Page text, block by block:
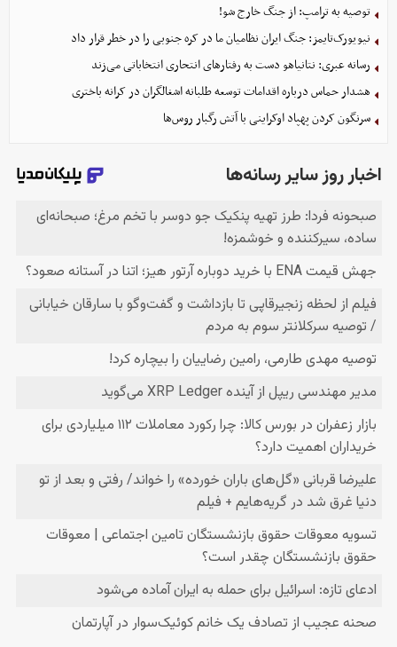
توصیه به ترامپ: از جنگ خارج شو!
نیویورک‌تایمز: جنگ ایران نظامیان ما در کره جنوبی را در خطر قرار داد
رسانه عبری: نتانیاهو دست به رفتارهای انتحاری انتخاباتی می‌زند
هشدار حماس درباره اقدامات توسعه طلبانه اشغالگران در کرانه باختری
سرنگون کردن پهپاد اوکراینی با آتش رگبار روس‌ها